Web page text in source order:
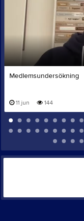
Medlemsundersökning
11 jun 144